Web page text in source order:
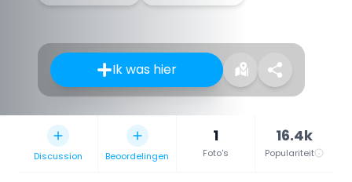
Ik was hier
Discussion Beoordelingen
1
Foto's
16.4k
Populariteit